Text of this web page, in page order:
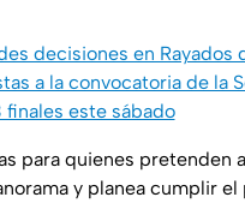
decisiones en Rayados
a la convocatoria de la
finales este sábado
para quienes pretenden
y planea cumplir